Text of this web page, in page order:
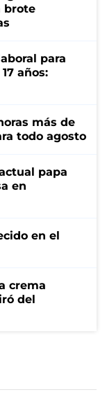
brote
para
años:
más de
todo agosto
papa
en
en el
crema
del